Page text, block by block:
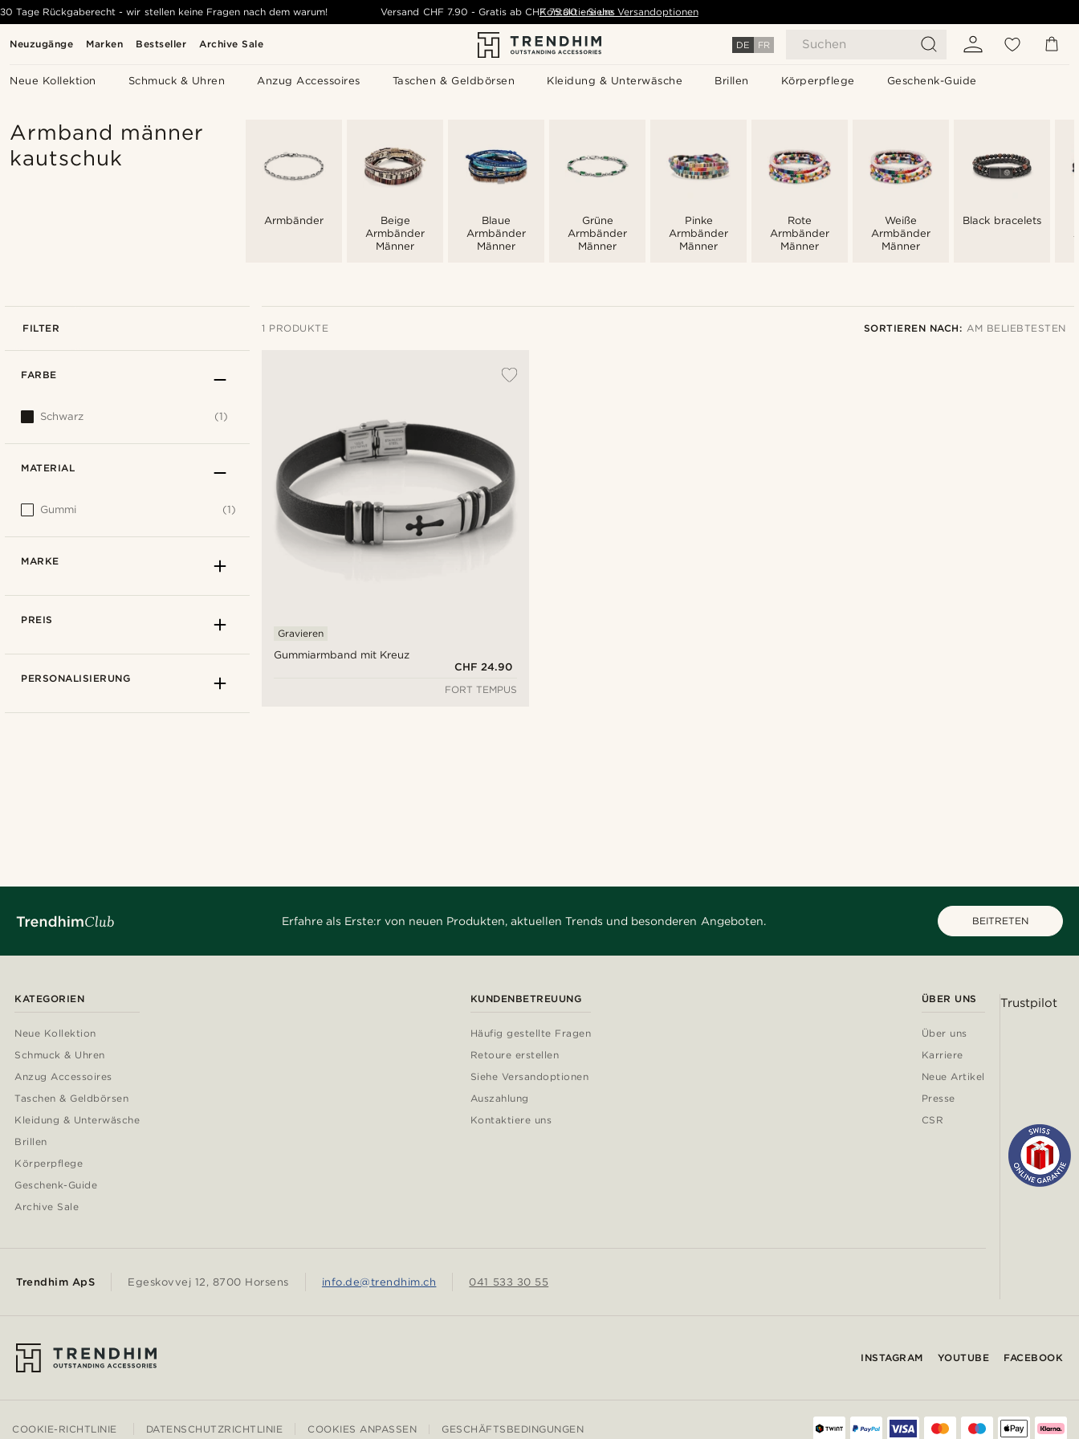
Neuzugänge Marken Bestseller Archive Sale DE FR Suchen
Neue Kollektion Schmuck & Uhren Anzug Accessoires Taschen & Geldbörsen Kleidung & Unterwäsche Brillen Körperpflege Geschenk-Guide
30 Tage Rückgaberecht - wir stellen keine Fragen nach dem warum! Versand CHF 7.90 - Gratis ab CHF 75.00 - Siehe Versandoptionen
Kontaktiere uns
Armband männer
kautschuk
Armbänder
Beige
Armbänder
Männer
Blaue
Armbänder
Männer
Grüne
Armbänder
Männer
Pinke
Armbänder
Männer
Rote
Armbänder
Männer
Weiße
Armbänder
Männer
Black bracelets
FILTER 1 PRODUKTE SORTIEREN NACH: AM BELIEBTESTEN
Gummiarmband mit Kreuz
Gravieren
CHF 24.90
FORT TEMPUS
FARBE
Schwarz (1)
MATERIAL
Gummi (1)
MARKE
PREIS
PERSONALISIERUNG
Gravieren
Erfahre als Erste:r von neuen Produkten, aktuellen Trends und besonderen Angeboten. BEITRETEN
KATEGORIEN
Neue Kollektion
Schmuck & Uhren
Anzug Accessoires
Taschen & Geldbörsen
Kleidung & Unterwäsche
Brillen
Körperpflege
Geschenk-Guide
Archive Sale
KUNDENBETREUUNG
Häufig gestellte Fragen
Retoure erstellen
Siehe Versandoptionen
Auszahlung
Kontaktiere uns
ÜBER UNS
Über uns
Karriere
Neue Artikel
Presse
CSR
Trendhim ApS Egeskovvej 12, 8700 Horsens info.de@trendhim.ch 041 533 30 55
Trustpilot
INSTAGRAM YOUTUBE FACEBOOK
COOKIE-RICHTLINIE DATENSCHUTZRICHTLINIE COOKIES ANPASSEN GESCHÄFTSBEDINGUNGEN